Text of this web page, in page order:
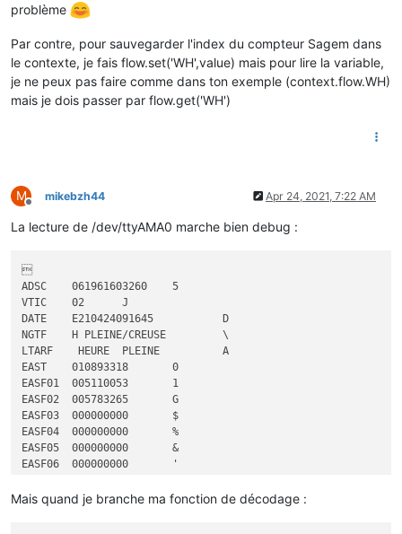
problème
Par contre, pour sauvegarder l'index du compteur Sagem dans
le contexte, je fais flow.set('WH',value) mais pour lire la variable,
je ne peux pas faire comme dans ton exemple (context.flow.WH)
mais je dois passer par flow.get('WH')
M
Offline
mikebzh44 Apr 24, 2021, 7:22 AM
La lecture de /dev/ttyAMA0 marche bien debug :

ADSC	061961603260	5
VTIC	02	J
DATE	E210424091645		D
NGTF	H PLEINE/CREUSE 	\
LTARF	 HEURE  PLEINE  	A
EAST	010893318	0
EASF01	005110053	1
EASF02	005783265	G
EASF03	000000000	$
EASF04	000000000	%
EASF05	000000000	&
EASF06	000000000	'
EASF08	000000000	)
Mais quand je branche ma fonction de décodage :